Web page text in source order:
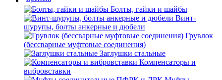
Болты, гайки и шайбы
Винт-
шурупы, болты анкерные и дюбели
Грувлок
(бессварные муфтовые соединения)
Заглушки стальные
Компенсаторы и
вибровставки